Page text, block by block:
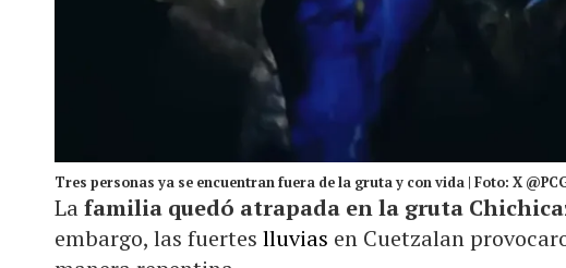
Tres personas ya se encuentran fuera de la gruta y con vida | Foto: X
Lafamilia quedó atrapada en la gruta
embargo, las fuertes lluvias en Cuetzalan